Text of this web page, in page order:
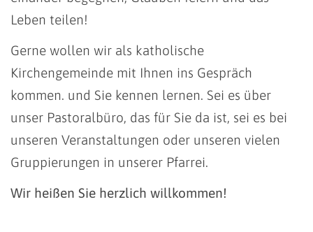
Leben teilen!
Gerne wollen wir als katholische
Kirchengemeinde mit Ihnen ins Gespräch
kommen. und Sie kennen lernen. Sei es über
unser Pastoralbüro, das für Sie da ist, sei es bei
unseren Veranstaltungen oder unseren vielen
Gruppierungen in unserer Pfarrei.
Wir heißen Sie herzlich willkommen!